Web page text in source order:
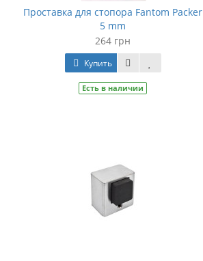
Проставка для стопора Fantom Packer
5 mm
264 грн
Купить
Есть в наличии